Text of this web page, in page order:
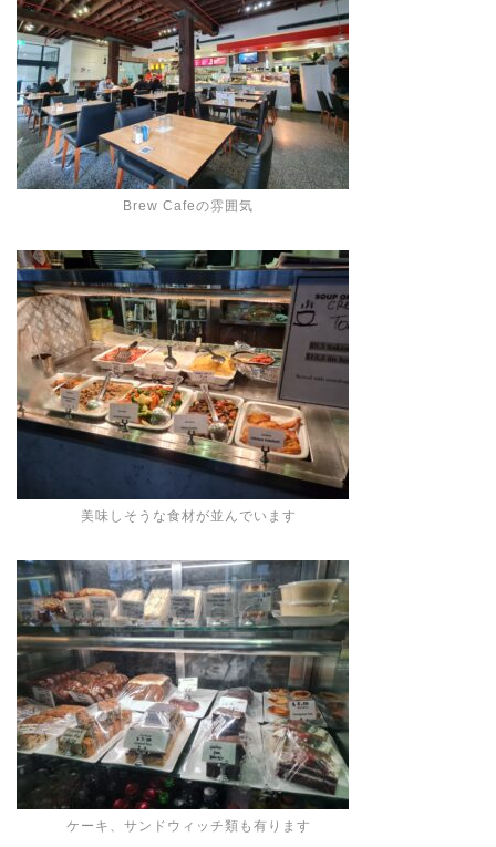
Brew Cafeの雰囲気
美味しそうな食材が並んでいます
ケーキ、サンドウィッチ類も有ります